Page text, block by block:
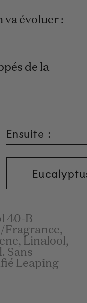
va évoluer :
de la
Ensuite :
40-B
Fragrance,
Linalool,
Sans
Leaping